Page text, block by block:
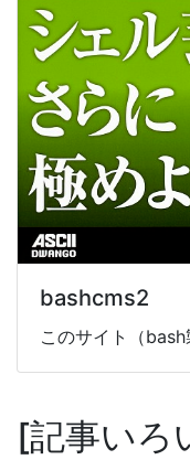
bashcms2
このサイト（
記事いろ